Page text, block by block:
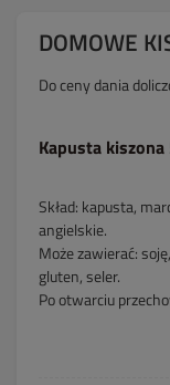
DOMOWE
Do ceny dania
Kapusta
Skład: kapusta,
angielskie.
Może zawierać:
gluten, seler.
Po otwarciu